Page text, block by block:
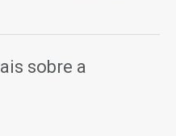
sobre a